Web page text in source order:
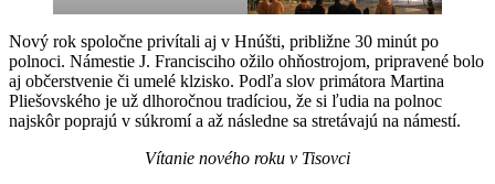
Nový rok spoločne privítali aj v Hnúšti, približne 30 minút po
polnoci. Námestie J. Francisciho ožilo ohňostrojom, pripravené bolo
aj občerstvenie či umelé klzisko. Podľa slov primátora Martina
Pliešovského je už dlhoročnou tradíciou, že si ľudia na polnoc
najskôr poprajú v súkromí a až následne sa stretávajú na námestí.
Vítanie nového roku v Tisovci